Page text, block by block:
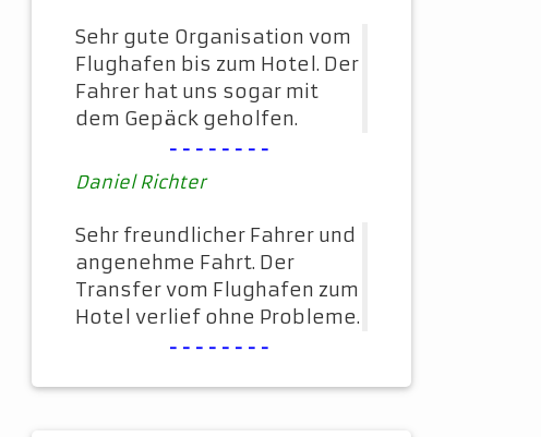
Sehr gute Organisation vom
Flughafen bis zum Hotel. Der
Fahrer hat uns sogar mit
dem Gepäck geholfen.
--------
Daniel Richter
Sehr freundlicher Fahrer und
angenehme Fahrt. Der
Transfer vom Flughafen zum
Hotel verlief ohne Probleme.
--------